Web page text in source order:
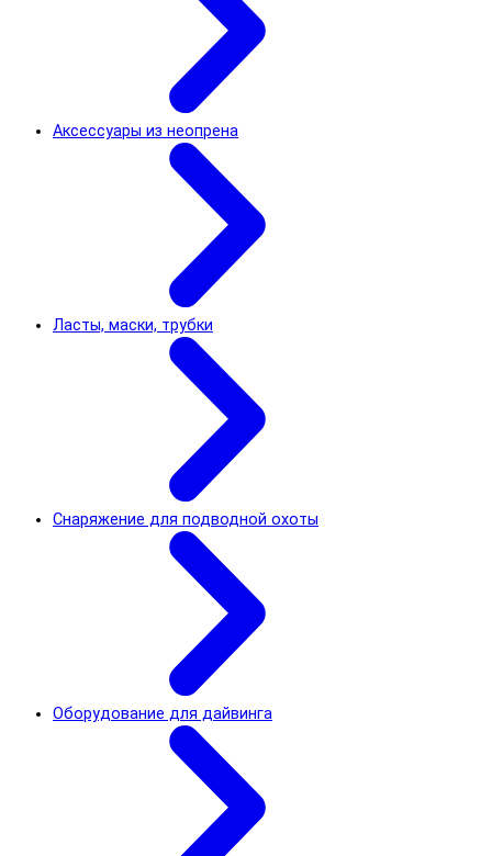
Аксессуары из неопрена
Ласты, маски, трубки
Снаряжение для подводной охоты
Оборудование для дайвинга